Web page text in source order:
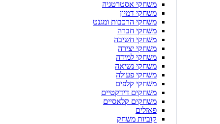
משחקי אסטרטגיה
משחקי דמיון
משחקי הרכבות ומגנט
משחקי חברה
משחקי חשיבה
משחקי יצירה
משחקי למידה
משחקי נשיאה
משחקי פעולה
משחקי קלפים
משחקים דידקטיים
משחקים קלאסיים
פאזלים
קוביות משחק